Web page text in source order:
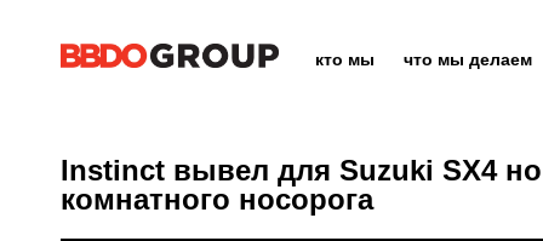
кто мы что мы делаем
Instinct вывел для Suzuki SX4
комнатного носорога